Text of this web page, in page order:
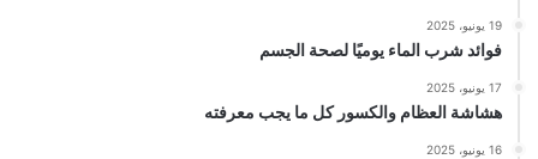
19 يونيو، 2025
فوائد شرب الماء يوميًا لصحة الجسم
17 يونيو، 2025
هشاشة العظام والكسور كل ما يجب معرفته
16 يونيو، 2025